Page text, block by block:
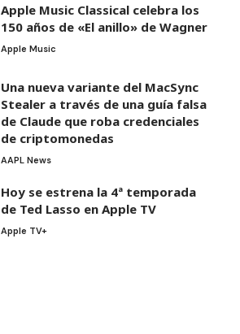
Apple Music Classical celebra los
150 años de «El anillo» de Wagner
Apple Music
Una nueva variante del MacSync
Stealer a través de una guía falsa
de Claude que roba credenciales
de criptomonedas
AAPL News
Hoy se estrena la 4ª temporada
de Ted Lasso en Apple TV
Apple TV+